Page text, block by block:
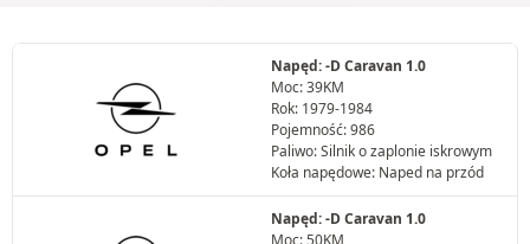
Napęd: -D Caravan 1.0
Moc: 39KM
Rok: 1979-1984
Pojemność: 986
Paliwo: Silnik o zaplonie iskrowym
Koła napędowe: Naped na przód
Napęd: -D Caravan 1.0
Moc: 50KM